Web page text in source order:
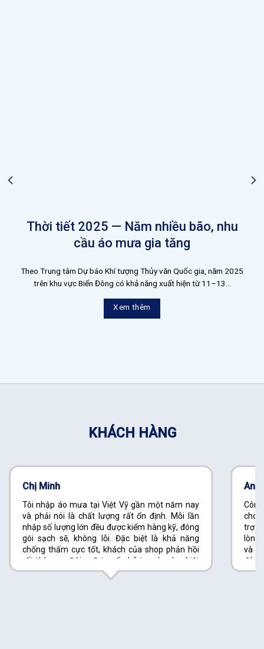
Thời tiết 2025 — Năm nhiều bão, nhu
cầu áo mưa gia tăng
Theo Trung tâm Dự báo Khí tượng Thủy văn Quốc gia, năm 2025
trên khu vực Biển Đông có khả năng xuất hiện từ 11–13...
Xem thêm
KHÁCH HÀNG
Tôi nhập áo mưa tại Việt Vỹ gần một năm nay
và phải nói là chất lượng rất ổn định. Mỗi lần
nhập số lượng lớn đều được kiểm hàng kỹ, đóng
gói sạch sẽ, không lỗi. Đặc biệt là khả năng
chống thấm cực tốt, khách của shop phản hồi
rất tích cực. Đội ngũ tư vấn hỗ trợ nhanh, nhiệt
tình và luôn báo giá rõ ràng. Giao hàng đúng
hẹn, chưa lần nào bị trễ. Tôi hoàn toàn yên tâm
Chị Minh
cho
trợ
lòng
và
Anh